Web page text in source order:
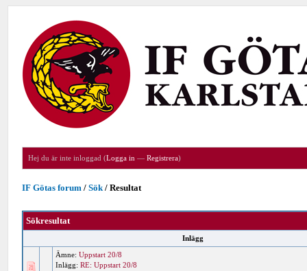
Hej du är inte inloggad (Logga in —Registrera)
IF Götas forum /Sök /Resultat
Sökresultat
Inlägg
Ämne:Uppstart 20/8
Inlägg:RE: Uppstart 20/8